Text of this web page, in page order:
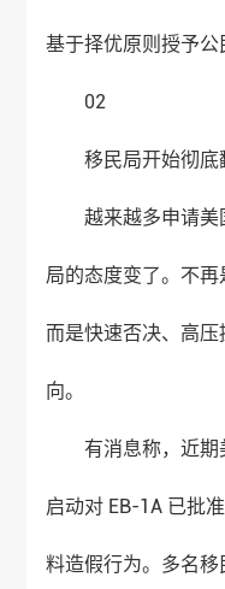
基于择优原则授予公
02
移民局开始彻底
越来越多申请美
局的态度变了。不再
而是快速否决、高
向。
有消息称，近期
启动对 EB-1A 已批
料造假行为。多名